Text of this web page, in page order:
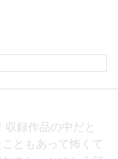
収録作品の中だと
ともあって怖くて